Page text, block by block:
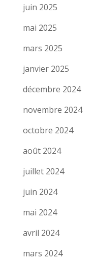
juin 2025
mai 2025
mars 2025
janvier 2025
décembre 2024
novembre 2024
octobre 2024
août 2024
juillet 2024
juin 2024
mai 2024
avril 2024
mars 2024